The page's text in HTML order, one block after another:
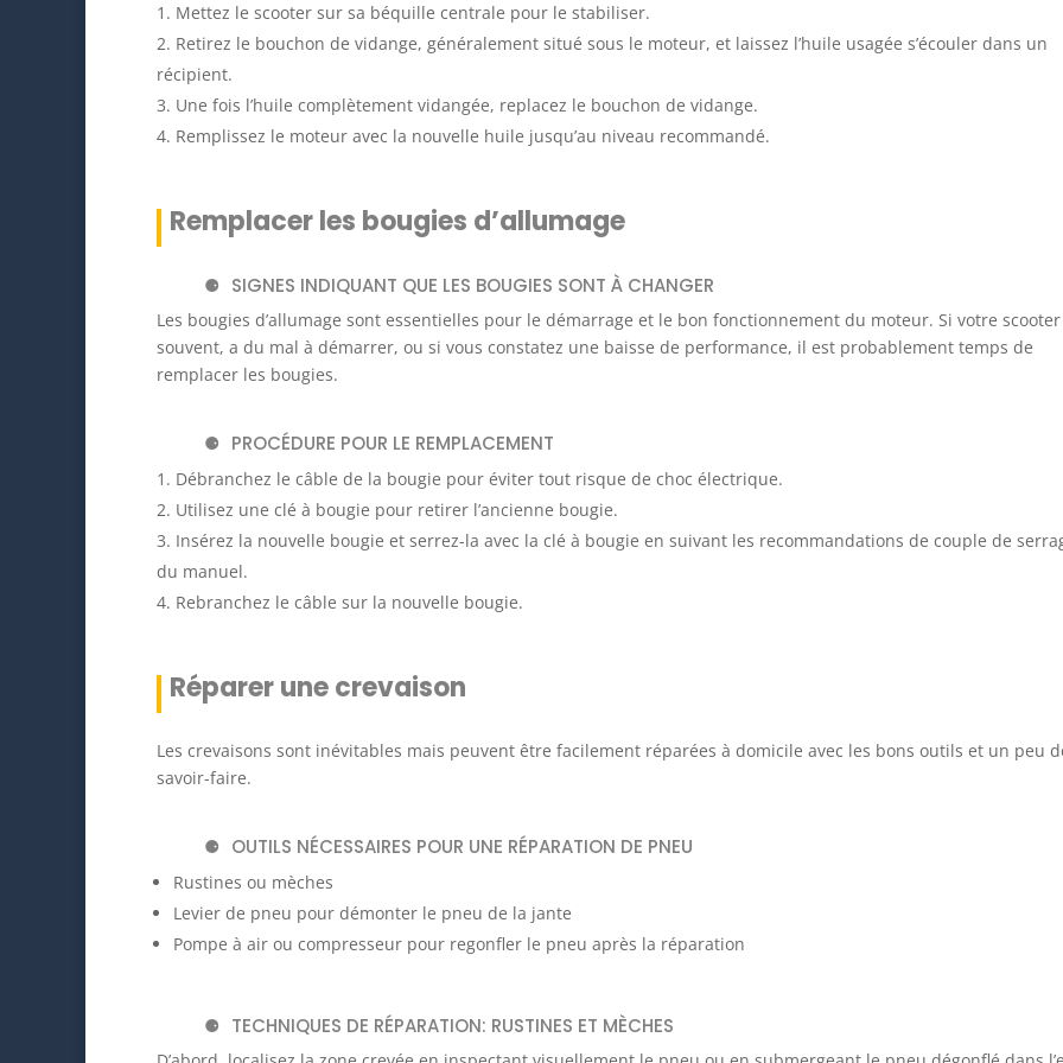
Mettez le scooter sur sa béquille centrale pour le stabiliser.
Retirez le bouchon de vidange, généralement situé sous le moteur, et laissez l’huile usagée s’écouler dans un
récipient.
Une fois l’huile complètement vidangée, replacez le bouchon de vidange.
Remplissez le moteur avec la nouvelle huile jusqu’au niveau recommandé.
Remplacer les bougies d’allumage
SIGNES INDIQUANT QUE LES BOUGIES SONT À CHANGER
Les bougies d’allumage sont essentielles pour le démarrage et le bon fonctionnement du moteur. Si votre
souvent, a du mal à démarrer, ou si vous constatez une baisse de performance, il est probablement temps de
remplacer les bougies.
PROCÉDURE POUR LE REMPLACEMENT
Débranchez le câble de la bougie pour éviter tout risque de choc électrique.
Utilisez une clé à bougie pour retirer l’ancienne bougie.
Insérez la nouvelle bougie et serrez-la avec la clé à bougie en suivant les recommandations de couple de
du manuel.
Rebranchez le câble sur la nouvelle bougie.
Réparer une crevaison
Les crevaisons sont inévitables mais peuvent être facilement réparées à domicile avec les bons outils et un peu
savoir-faire.
OUTILS NÉCESSAIRES POUR UNE RÉPARATION DE PNEU
Rustines ou mèches
Levier de pneu pour démonter le pneu de la jante
Pompe à air ou compresseur pour regonfler le pneu après la réparation
TECHNIQUES DE RÉPARATION: RUSTINES ET MÈCHES